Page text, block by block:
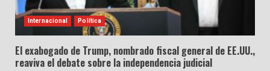
Internacional Política
El exabogado de Trump, nombrado fiscal general de EE.UU.,
reaviva el debate sobre la independencia judicial